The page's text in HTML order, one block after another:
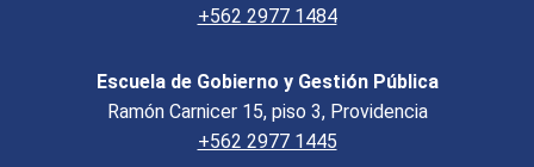
+562 2977 1484
Escuela de Gobierno y Gestión Pública
Ramón Carnicer 15, piso 3, Providencia
+562 2977 1445